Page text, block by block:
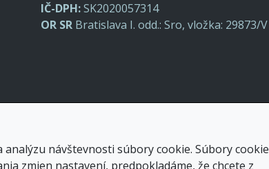
IČ-DPH:SK2020057314
OR SR Bratislava I. odd.: Sro, vložka: 29873/V
návštevnosti súbory cookie. Súbory cookie
zmien nastavení, predpokladáme, že chcete z